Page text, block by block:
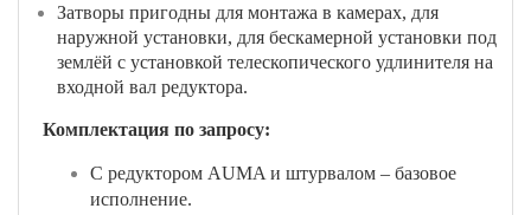
Затворы пригодны для монтажа в камерах, для
наружной установки, для бескамерной установки под
землёй с установкой телескопического удлинителя на
входной вал редуктора.
Комплектация по запросу:
С редуктором AUMA и штурвалом – базовое
исполнение.